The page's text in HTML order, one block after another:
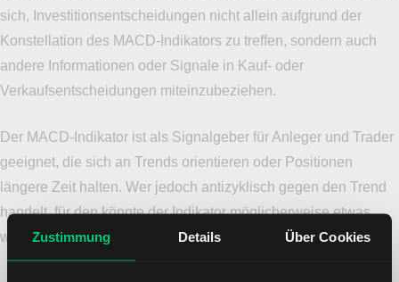
Zustimmung Details Über Cookies
sich, Investitionsentscheidungen nicht allein aufgrund der
Konstellation des MACD-Indikators zu treffen, sondern auch
andere Informationen oder Signale in Kauf- oder
Verkaufsentscheidungen miteinzubeziehen.
Der MACD-Indikator ist als Signalgeber für Anleger und Trader
geeignet, die sich an Trends orientieren oder Positionen
längere Zeit halten. Wer jedoch antizyklisch gegen den Trend
handelt, für den könnte der Indikator möglicherweise etwas
weniger geeignet sein.